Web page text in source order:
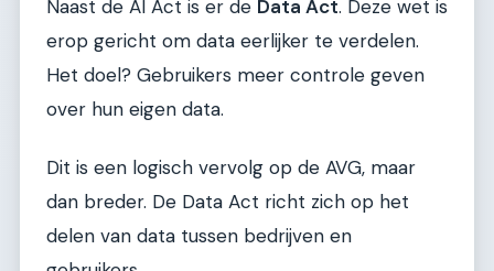
Naast de AI Act is er de Data Act. Deze wet is
erop gericht om data eerlijker te verdelen.
Het doel? Gebruikers meer controle geven
over hun eigen data.
Dit is een logisch vervolg op de AVG, maar
dan breder. De Data Act richt zich op het
delen van data tussen bedrijven en